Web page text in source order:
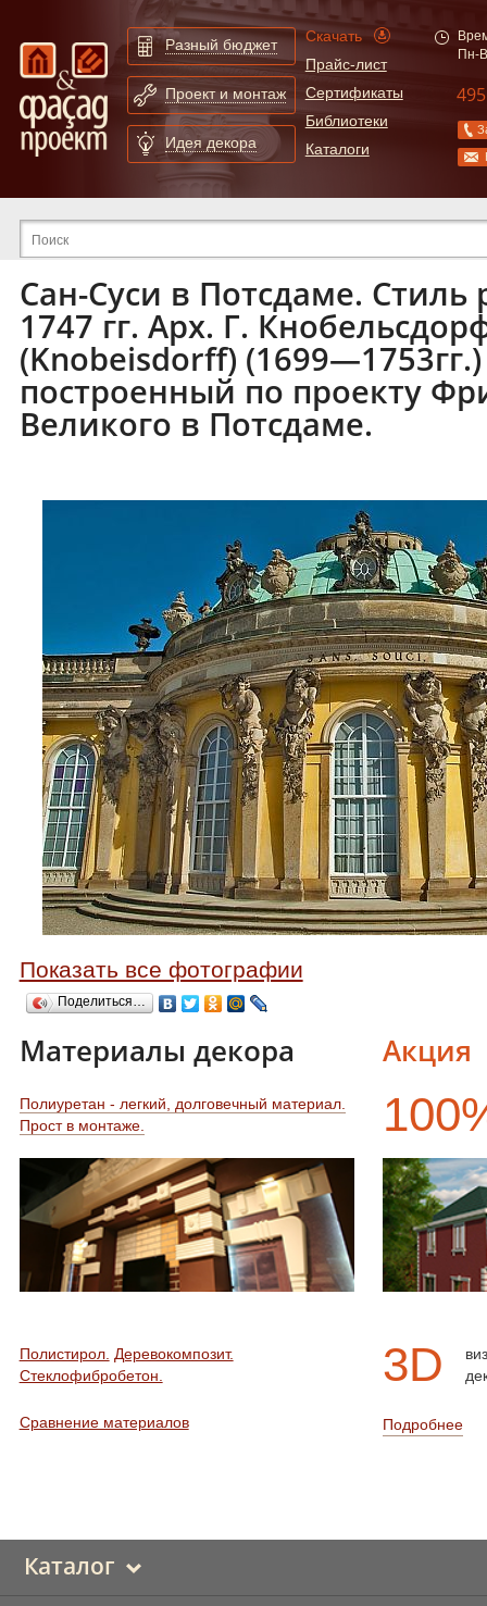
Разный бюджет
Проект и монтаж
Идея декора
Скачать
Прайс-лист
Сертификаты
Библиотеки
Каталоги
Пн-
Сан-Суси в Потсдаме. Стиль
1747 гг. Арх. Г.
(Knobeisdorff)
построенный по проекту
Великого в Потсдаме.
Показать все фотографии
Поделиться…
Акция
3D
Подробнее
Материалы декора
Полиуретан - легкий, долговечный материал.
Прост в монтаже.
Полистирол. Деревокомпозит.
Стеклофибробетон.
Сравнение материалов
Каталог